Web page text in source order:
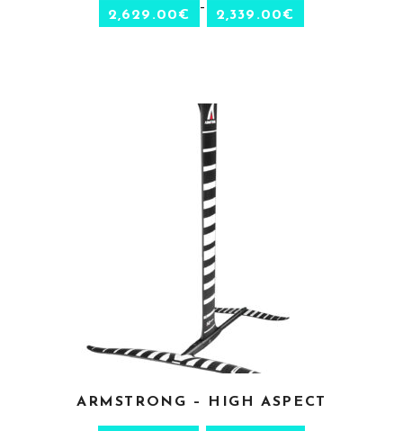
2,339.00€
–
2,629.00€
CHOIX DES OPTIONS
ARMSTRONG – HIGH ASPECT